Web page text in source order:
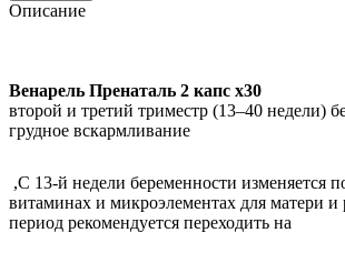
Описание
Венарель Пренаталь 2 капс x30
второй и третий триместр (13–40 недели)
грудное вскармливание
,С 13-й недели беременности изменяется
витаминах и микроэлементах для матери и
период рекомендуется переходить на